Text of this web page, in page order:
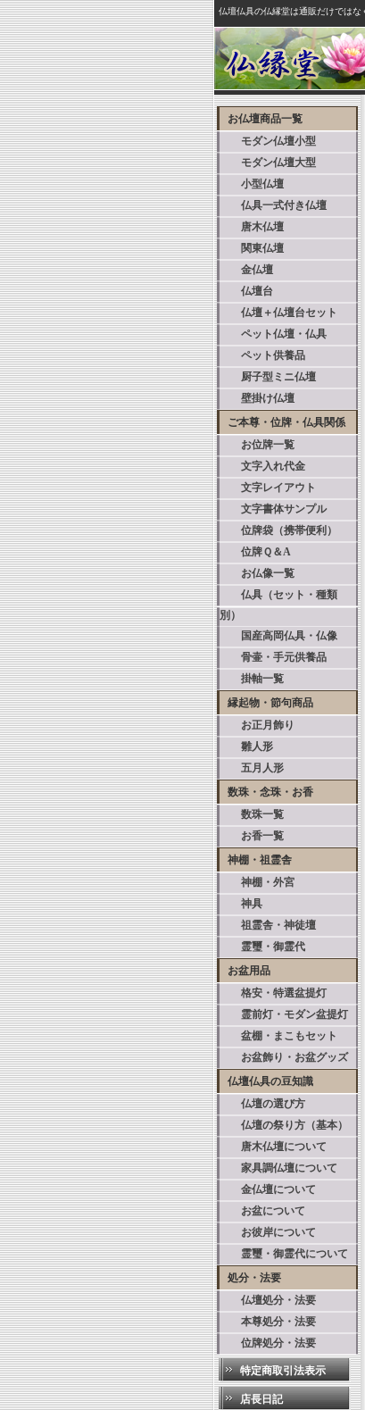
仏壇仏具の仏縁堂は通販だけでは
お仏壇商品一覧
モダン仏壇小型
モダン仏壇大型
小型仏壇
仏具一式付き仏壇
唐木仏壇
関東仏壇
金仏壇
仏壇台
仏壇＋仏壇台セット
ペット仏壇・仏具
ペット供養品
厨子型ミニ仏壇
壁掛け仏壇
ご本尊・位牌・仏具関係
お位牌一覧
文字入れ代金
文字レイアウト
文字書体サンプル
位牌袋（携帯便利）
位牌Ｑ＆A
お仏像一覧
仏具（セット・種類
別）
国産高岡仏具・仏像
骨壷・手元供養品
掛軸一覧
縁起物・節句商品
お正月飾り
雛人形
五月人形
数珠・念珠・お香
数珠一覧
お香一覧
神棚・祖霊舎
神棚・外宮
神具
祖霊舎・神徒壇
霊璽・御霊代
お盆用品
格安・特選盆提灯
霊前灯・モダン盆提灯
盆棚・まこもセット
お盆飾り・お盆グッズ
仏壇仏具の豆知識
仏壇の選び方
仏壇の祭り方（基本）
唐木仏壇について
家具調仏壇について
金仏壇について
お盆について
お彼岸について
霊璽・御霊代について
処分・法要
仏壇処分・法要
本尊処分・法要
位牌処分・法要
特定商取引法表示
店長日記